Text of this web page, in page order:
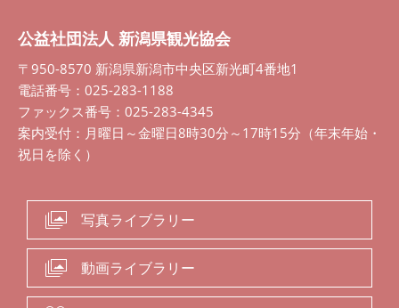
公益社団法人 新潟県観光協会
〒950-8570 新潟県新潟市中央区新光町4番地1
電話番号：025-283-1188
ファックス番号：025-283-4345
案内受付：月曜日～金曜日8時30分～17時15分（年末年始・
祝日を除く）
写真ライブラリー
動画ライブラリー